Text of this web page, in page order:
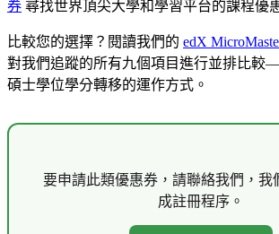
券 尋找世界頂尖大學和學習平台的課程優
比較您的選擇？閱讀我們的 edX
對我們追蹤的所有九個項目進行並排比較
碩士學位學分轉移的運作方式。
要申請此類優惠券，請聯絡我們，我
成註冊程序。